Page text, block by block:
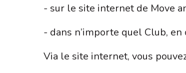
- sur le site internet de Move
- dans n’importe quel Club,
Via le site internet, vous